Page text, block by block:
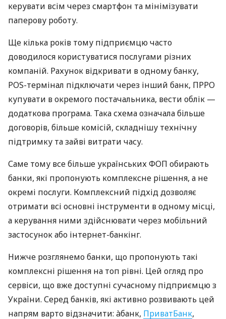
керувати всім через смартфон та мінімізувати
паперову роботу.
Ще кілька років тому підприємцю часто
доводилося користуватися послугами різних
компаній. Рахунок відкривати в одному банку,
POS-термінал підключати через інший банк, ПРРО
купувати в окремого постачальника, вести облік —
додаткова програма. Така схема означала більше
договорів, більше комісій, складнішу технічну
підтримку та зайві витрати часу.
Саме тому все більше українських ФОП обирають
банки, які пропонують комплексне рішення, а не
окремі послуги. Комплексний підхід дозволяє
отримати всі основні інструменти в одному місці,
а керування ними здійснювати через мобільний
застосунок або інтернет-банкінг.
Нижче розглянемо банки, що пропонують такі
комплексні рішення на топ рівні. Цей огляд про
сервіси, що вже доступні сучасному підприємцю з
України. Серед банків, які активно розвивають цей
напрям варто відзначити: àбанк, ПриватБанк,